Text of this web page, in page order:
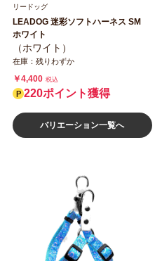
リードッグ
LEADOG 迷彩ソフトハーネス SM
ホワイト
（ホワイト）
在庫：残りわずか
￥4,400 税込
220ポイント獲得
バリエーション一覧へ